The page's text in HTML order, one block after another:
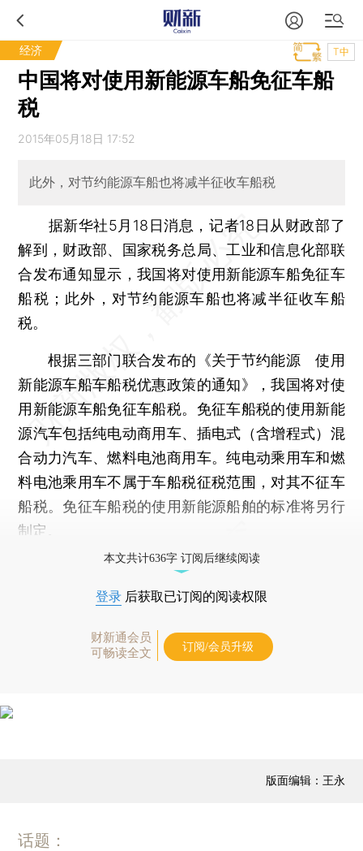
经济 T中
中国将对使用新能源车船免征车船
税
2015年05月18日 17:52
此外，对节约能源车船也将减半征收车船税
据新华社5月18日消息，记者18日从财政部了
解到，财政部、国家税务总局、工业和信息化部联
合发布通知显示，我国将对使用新能源车船免征车
船税；此外，对节约能源车船也将减半征收车船
税。
根据三部门联合发布的《关于节约能源 使用
新能源车船车船税优惠政策的通知》，我国将对使
用新能源车船免征车船税。免征车船税的使用新能
源汽车包括纯电动商用车、插电式（含增程式）混
合动力汽车、燃料电池商用车。纯电动乘用车和燃
料电池乘用车不属于车船税征税范围，对其不征车
船税。免征车船税的使用新能源船舶的标准将另行
制定。
本文共计636字 订阅后继续阅读
登录 后获取已订阅的阅读权限
财新通会员
可畅读全文
订阅/会员升级
版面编辑：王永
话题：